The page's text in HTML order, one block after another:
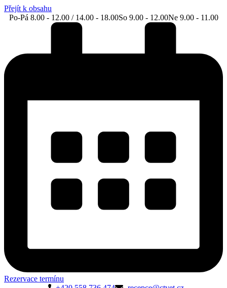
Přejít k obsahu
Po-Pá 8.00 - 12.00 / 14.00 - 18.00So 9.00 - 12.00Ne 9.00 - 11.00
Rezervace termínu